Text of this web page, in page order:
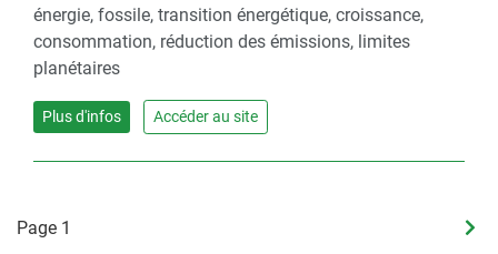
énergie, fossile, transition énergétique, croissance,
consommation, réduction des émissions, limites
planétaires
Plus d'infos Accéder au site
Pagination
Page 1
Page